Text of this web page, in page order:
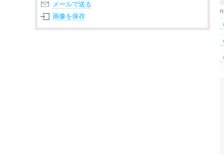
メールで送る
画像を保存